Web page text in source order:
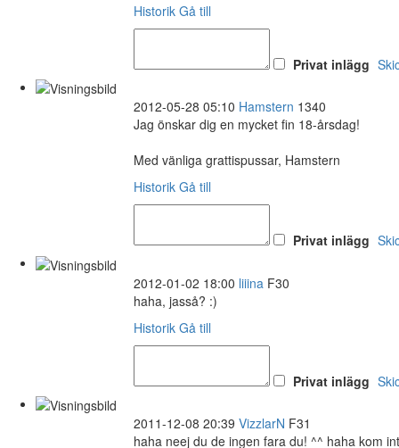
Historik Gå till
Privat inlägg
2012-05-28 05:10 Hamstern 1340
Jag önskar dig en mycket fin 18-årsdag!
Med vänliga grattispussar, Hamstern
Historik Gå till
Privat inlägg
2012-01-02 18:00 liiina F30
haha, jasså? :)
Historik Gå till
Privat inlägg
2011-12-08 20:39 VizzlarN F31
haha neej du de ingen fara du! ^^ haha kom